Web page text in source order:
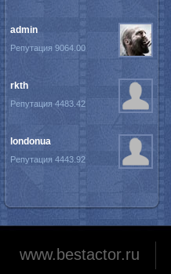
admin
Репутация 9064.00
rkth
Репутация 4483.42
londonua
Репутация 4443.92
www.bestactor.ru